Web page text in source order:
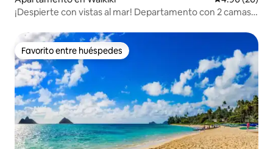
¡Despierte con vistas al mar! Departamento con 2 camas
Favorito entre huéspedes
Favorito entre huéspedes